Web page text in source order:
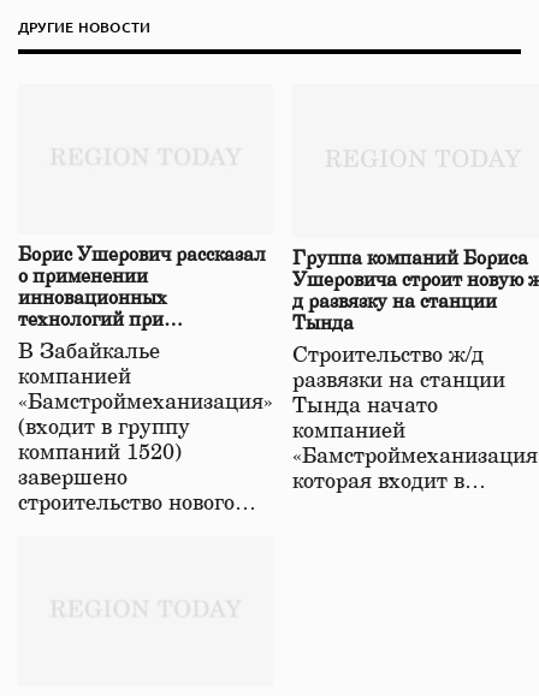
ДРУГИЕ НОВОСТИ
Борис Ушерович рассказал
о применении
инновационных
технологий при
строительстве нового моста
в Забайкалье
В Забайкалье
компанией
«Бамстроймеханизация»
(входит в группу
компаний 1520)
завершено
строительство нового…
Группа компаний Бориса
Ушеровича строит новую
д развязку на станции
Тында
Строительство ж/д
развязки на станции
Тында начато
компанией
которая входит в…